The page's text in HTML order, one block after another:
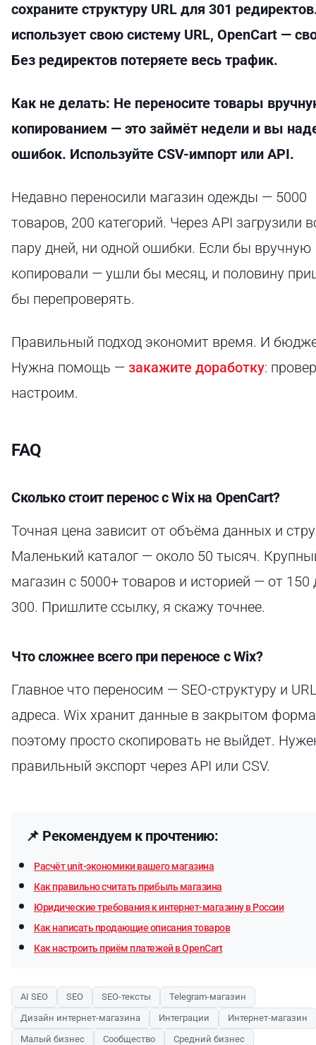
сохраните структуру URL для 301
использует свою систему URL, OpenCart —
Без редиректов потеряете весь трафик.
Как не делать: Не переносите товары
копированием — это займёт недели и вы
ошибок. Используйте CSV-импорт или API.
Недавно переносили магазин одежды — 5000
товаров, 200 категорий. Через API загрузили
пару дней, ни одной ошибки. Если бы вручную
копировали — ушли бы месяц, и половину
бы перепроверять.
Правильный подход экономит время. И
Нужна помощь — закажите доработку:
настроим.
FAQ
Сколько стоит перенос с Wix на OpenCart?
Точная цена зависит от объёма данных и
Маленький каталог — около 50 тысяч.
магазин с 5000+ товаров и историей — от 150
300. Пришлите ссылку, я скажу точнее.
Что сложнее всего при переносе с Wix?
Главное что переносим — SEO-структуру и
адреса. Wix хранит данные в закрытом
поэтому просто скопировать не выйдет.
правильный экспорт через API или CSV.
📌 Рекомендуем к прочтению:
расчёт unit-экономики вашего магазина
как правильно считать прибыль магазина
юридические требования к интернет-магазину в России
как написать продающие описания товаров
как настроить приём платежей в OpenCart
AI SEO SEO SEO-тексты
Telegram-магазин
Дизайн интернет-магазина
Интеграции
Интернет-магазин
Малый бизнес
Сообщество Средний бизнес